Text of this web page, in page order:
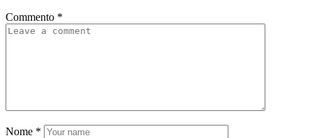
Commento *
Nome *